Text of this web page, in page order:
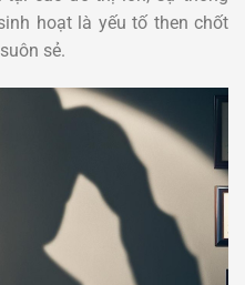
hoạt là yếu tố then chốt
sẻ.